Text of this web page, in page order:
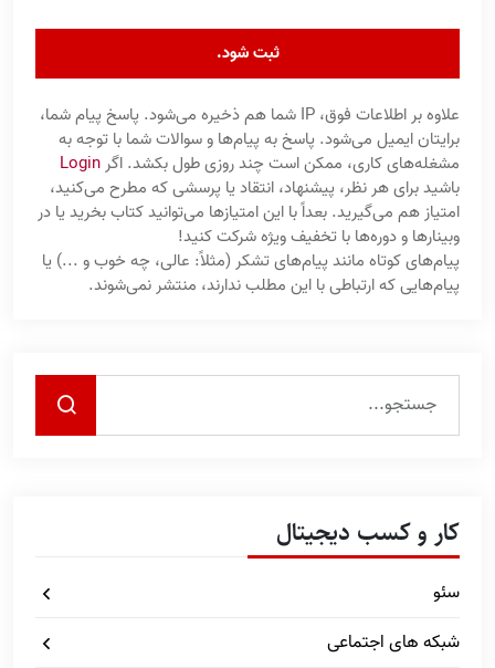
ثبت شود.
علاوه بر اطلاعات فوق، IP شما هم ذخیره می‌شود. پاسخ پیام شما،
برایتان ایمیل می‌شود. پاسخ به پیام‌ها و سوالات شما با توجه به
مشغله‌های کاری، ممکن است چند روزی طول بکشد. اگرLogin
باشید برای هر نظر، پیشنهاد، انتقاد یا پرسشی که مطرح می‌کنید،
امتیاز هم می‌گیرید. بعداً با این امتیازها می‌توانید کتاب بخرید یا در
وبینارها و دوره‌ها با تخفیف ویژه شرکت کنید!
پیام‌های کوتاه مانند پیام‌های تشکر (مثلاً: عالی، چه خوب و ...) یا
پیام‌هایی که ارتباطی با این مطلب ندارند، منتشر نمی‌شوند.
کار و کسب دیجیتال
سئو
شبکه های اجتماعی